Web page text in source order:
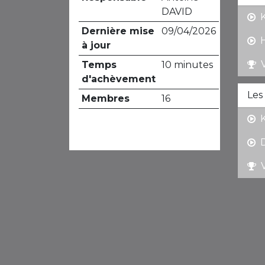
DAVID
Dernière mise
à jour
09/04/2026
Temps
d'achèvement
10 minutes
Membres 16